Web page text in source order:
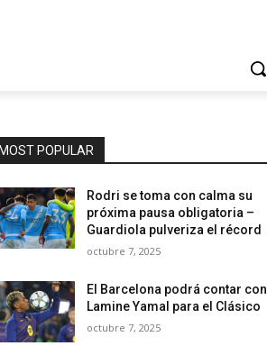
MOST POPULAR
Rodri se toma con calma su
próxima pausa obligatoria –
Guardiola pulveriza el récord
octubre 7, 2025
El Barcelona podrá contar con
Lamine Yamal para el Clásico
octubre 7, 2025